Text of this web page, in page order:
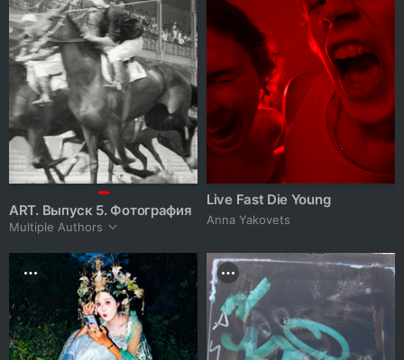
ART. Выпуск 5. Фотография
Multiple Authors
Live Fast Die Young
Anna Yakovets